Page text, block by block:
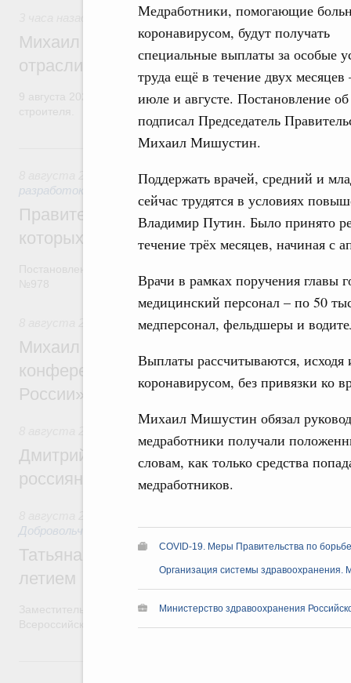
Медработники, помогающие
коронавирусом, будут получать
специальные выплаты за особые
труда ещё в течение двух месяцев
июле и августе. Постановление
подписал Председатель
Михаил Мишустин.
Поддержать врачей, средний и
сейчас трудятся в условиях
Владимир Путин. Было принято
течение трёх месяцев, начиная с
Врачи в рамках поручения главы
медицинский персонал – по 50
медперсонал, фельдшеры и
Выплаты рассчитываются,
коронавирусом, без привязки ко
Михаил Мишустин обязал
медработники получали
словам, как только средства
медработников.
COVID-19. Меры Правительства по
Организация системы здравоохранения.
Министерство здравоохранения
Регулирование в сфере строительства
Михаил Мишустин поздравил
отрасли с профессиональным
9 августа 2026 года отмечается профессиональный праздник
Вчера
Государственная политика в сфере
разработок
Правительство расширило перечень
которых освобождаются от НДФЛ
Отрасль информационных технологий
Михаил Мишустин дал поручения по
конференции «Цифровая индустрия
России»
Спорт высших достижений и массовый
Дмитрий Чернышенко и Михаил
россиян с Днём физкультурника
Добровольчество и волонтёрство. Благотворительность
Татьяна Голикова поздравила
летием
Заместитель Председателя Правительства Татьяна Голикова